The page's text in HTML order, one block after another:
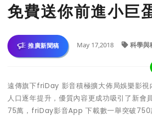
免費送你前進小巨
推廣新聞稿 May 17,2018 科學與
遠傳旗下friDay 影音積極擴大佈局娛樂影視
人口逐年提升，優質內容更成功吸引了新會
75萬，friDay影音App 下載數一舉突破